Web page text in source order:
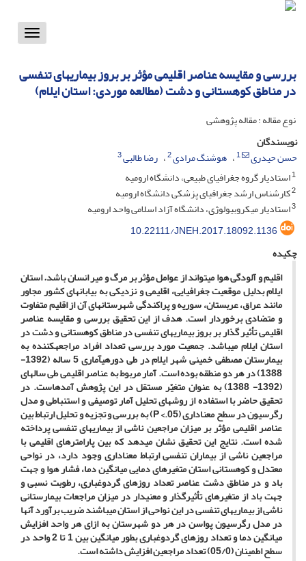
Toggle
بررسی و مقایسه عناصر اقلیمی مؤثر بر بروز بیماریهای تنفسی
در مناطق کوهستانی و دشت (مطالعه موردی: استان ایلام)
نوع مقاله : مقاله پژوهشی
نویسندگان
حسن حیدری
1 هوشنگ مرادی2 رضا طالبی3
1استادیار گروه جغرافیای طبیعی، دانشگاه ارومیه
2کارشناس ارشد جغرافیای پزشکی دانشگاه ارومیه
3استادیار میکروبیولوژی، دانشگاه آزاد اسلامی واحد ارومیه
10.22111/JNEH.2017.18092.1136
چکیده
اقلیم و آلودگی هوا می­تواند از عوامل مؤثر بر مرگ و میر انسان باشد.استان
ایلام بدلیل موقعیت جغرافیایی، اقلیمی و نزدیکی به بیابانهای کشور مجاور
مانند عراق، عربستان، سوریه و پراکندگی شهرستانهای آن از اقلیم متفاوت
و متضادی برخوردار است. هدف از این تحقیق بررسی و مقایسه عناصر
اقلیمی تأثیر گذار بر بروز بیماری­های تنفسی در مناطق کوهستانی و دشت در
استان ایلام می­باشد. جمعیت مورد بررسی تعداد افراد مراجعه­کننده به
بیمارستان مصطفی خمینی شهر ایلام در طی دوره­ی­آماری 5 ساله (1392-
1388) در هر دو منطقه بوده است. آمار مربوط به عناصر اقلیمی طی سالهای
(1392- 1388) به عنوان متغیّر مستقل در این پژوهش آمده­است. در
تحقیق حاضر با استفاده از روشهای تحلیل آمار توصیفی و استنباطی و مدل
رگرسیون در سطح معناداری (P <.05) به بررسی و تجزیه و تحلیل ارتباط بین
عناصر اقلیمی مؤثر بر میزان مراجعین ناشی از بیماری­های تنفسی پرداخته
شده است. نتایج این تحقیق نشان می­دهد که بین پارامترهای اقلیمی با
مراجعین ناشی از بیماران تنفسی ارتباط معناداری وجود دارد، در نواحی
معتدل و کوهستانی استان متغیرهای دمایی میانگین دما، فشار هوا و جهت
باد و در مناطق دشت عناصر تعداد روزهای گردوغباری، رطوبت نسبی و
جهت باد از متغیرهای تأثیرگذار و معنی­دار در میزان مراجعات بیمارستانی
ناشی از بیماری­های تنفسی در این نواحی از استان می­باشند ضریب برآورد آنها
در مدل رگرسیون پواسن در هر دو شهرستان به ازای هر واحد افزایش
میانگین دما و تعداد روزهای گردوغباری بطور میانگین بین 1 تا 2 واحد در
سطح اطمینان (05/0) تعداد مراجعین افزایش داشته است.